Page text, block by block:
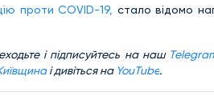
проти COVID-19, стало відомо
і підписуйтесь на наш
і дивіться на YouTube.